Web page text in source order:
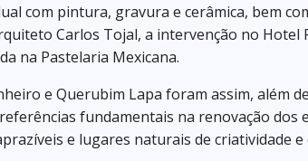
com pintura, gravura e cerâmica, bem
Carlos Tojal, a intervenção no Hotel
na Pastelaria Mexicana.
e Querubim Lapa foram assim, além
fundamentais na renovação dos
e lugares naturais de criatividade e